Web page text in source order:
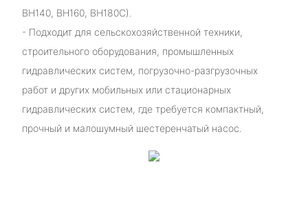
BH140, BH160, BH180C).
- Подходит для сельскохозяйственной техники,
строительного оборудования, промышленных
гидравлических систем, погрузочно-разгрузочных
работ и других мобильных или стационарных
гидравлических систем, где требуется компактный,
прочный и малошумный шестеренчатый насос.